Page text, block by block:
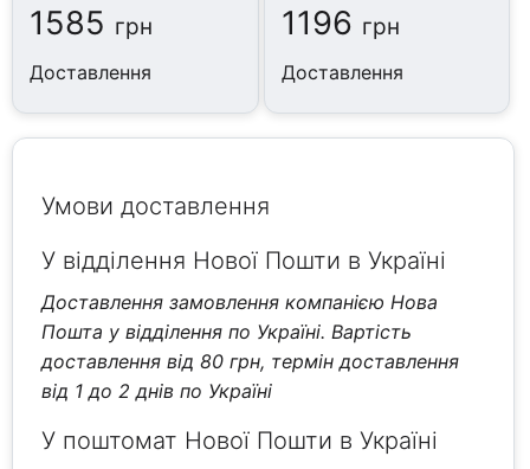
1585 грн
Доставлення
1196 грн
Доставлення
Умови доставлення
У відділення Нової Пошти в Україні
Доставлення замовлення компанією Нова
Пошта у відділення по Україні. Вартість
доставлення від 80 грн, термін доставлення
від 1 до 2 днів по Україні
У поштомат Нової Пошти в Україні